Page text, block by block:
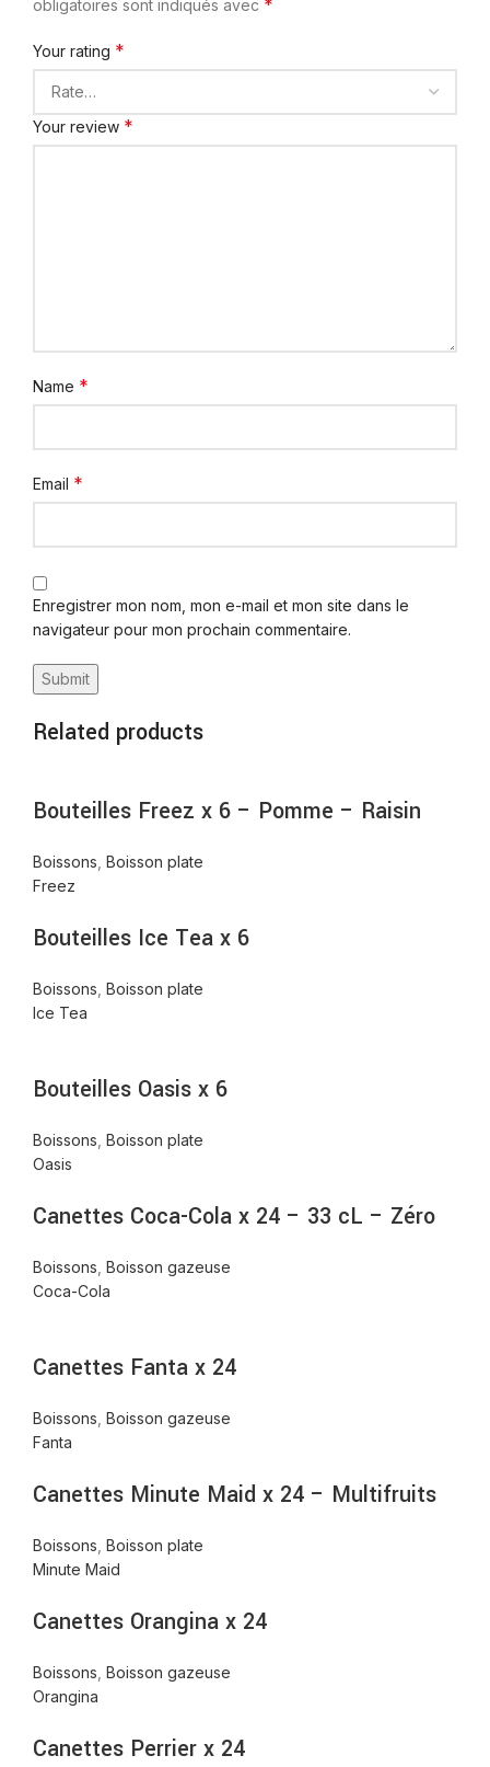
obligatoires sont indiqués avec *
Your rating *
Your review *
Name *
Email *
Enregistrer mon nom, mon e-mail et mon site dans le
navigateur pour mon prochain commentaire.
Related products
Bouteilles Freez x 6 – Pomme – Raisin
Boissons Boisson plate
Freez
Bouteilles Ice Tea x 6
Boissons Boisson plate
Ice Tea
Bouteilles Oasis x 6
Boissons Boisson plate
Oasis
Canettes Coca-Cola x 24 – 33 cL – Zéro
Boissons Boisson gazeuse
Coca-Cola
Canettes Fanta x 24
Boissons Boisson gazeuse
Fanta
Canettes Minute Maid x 24 – Multifruits
Boissons Boisson plate
Minute Maid
Canettes Orangina x 24
Boissons Boisson gazeuse
Orangina
Canettes Perrier x 24